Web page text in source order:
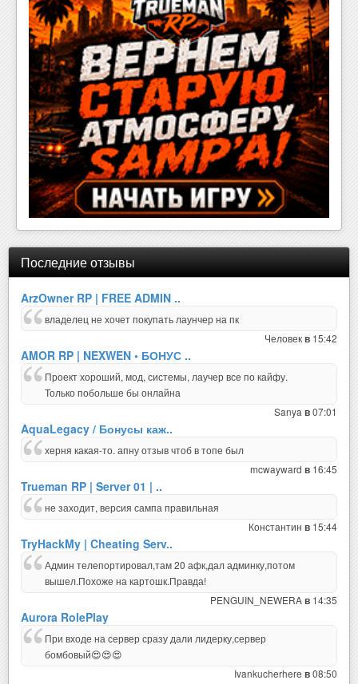
Последние отзывы
ArzOwner RP | FREE ADMIN ..
владелец не хочет покупать лаунчер на пк
Человекв 15:42
AMOR RP | NEXWEN • БОНУС ..
Проект хороший, мод, системы, лаучер все по кайфу.
Только побольше бы онлайна
Sanya в07:01
AquaLegacy / Бонусы каж..
херня какая-то. апну отзыв чтоб в топе был
mcwayward в 16:45
Trueman RP | Server 01 | ..
не заходит, версия сампа правильная
Константин в 15:44
TryHackMy | Cheating Serv..
Админ телепортировал,там 20 афк,дал админку,потом
вышел.Похоже на картошк.Правда!
PENGUIN_NEWERAв 14:35
Aurora RolePlay
При входе на сервер сразу дали лидерку,сервер
бомбовый😍😍😍
Ivankucherhere в08:50